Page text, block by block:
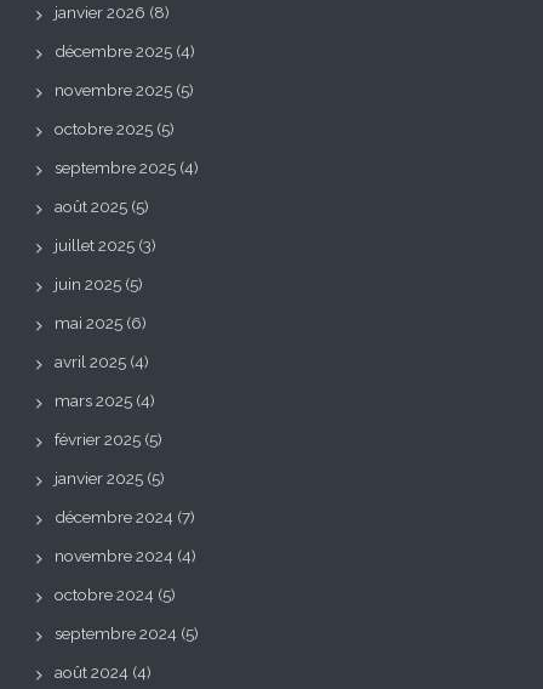
janvier 2026 (8)
décembre 2025 (4)
novembre 2025 (5)
octobre 2025 (5)
septembre 2025 (4)
août 2025 (5)
juillet 2025 (3)
juin 2025 (5)
mai 2025 (6)
avril 2025 (4)
mars 2025 (4)
février 2025 (5)
janvier 2025 (5)
décembre 2024 (7)
novembre 2024 (4)
octobre 2024 (5)
septembre 2024 (5)
août 2024 (4)